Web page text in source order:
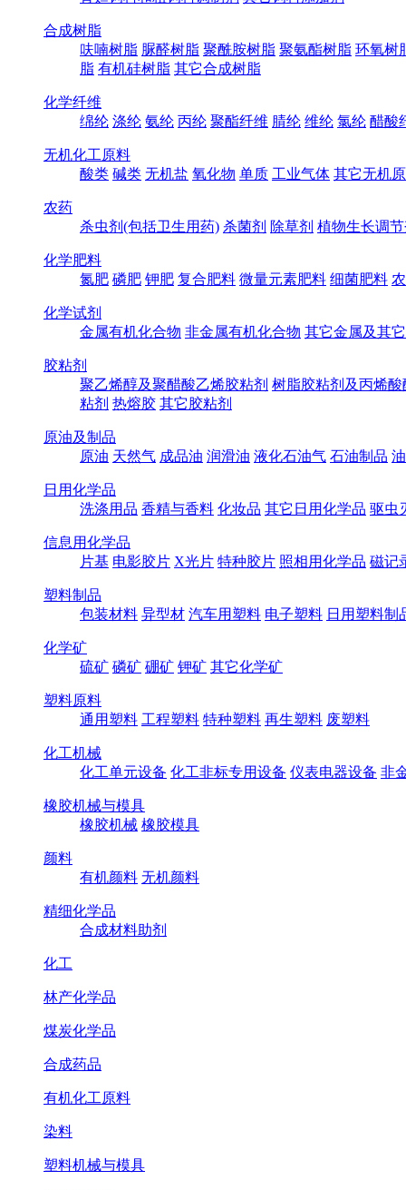
合成树脂
呋喃树脂 脲醛树脂 聚酰胺树脂 聚氨酯树脂 环氧树
脂 有机硅树脂 其它合成树脂
化学纤维
绵纶 涤纶 氨纶 丙纶 聚酯纤维 腈纶 维纶 氯纶 醋酸
无机化工原料
酸类 碱类 无机盐 氧化物 单质 工业气体 其它无机
农药
杀虫剂(包括卫生用药) 杀菌剂 除草剂 植物生长调
化学肥料
氮肥 磷肥 钾肥 复合肥料 微量元素肥料 细菌肥料
化学试剂
金属有机化合物 非金属有机化合物 其它金属及其
胶粘剂
聚乙烯醇及聚醋酸乙烯胶粘剂 树脂胶粘剂及丙烯酸
粘剂 热熔胶 其它胶粘剂
原油及制品
原油 天然气 成品油 润滑油 液化石油气 石油制品
日用化学品
洗涤用品 香精与香料 化妆品 其它日用化学品 驱虫
信息用化学品
片基 电影胶片 X光片 特种胶片 照相用化学品 磁记
塑料制品
包装材料 异型材 汽车用塑料 电子塑料 日用塑料制
化学矿
硫矿 磷矿 硼矿 钾矿 其它化学矿
塑料原料
通用塑料 工程塑料 特种塑料 再生塑料 废塑料
化工机械
化工单元设备 化工非标专用设备 仪表电器设备 非
橡胶机械与模具
橡胶机械 橡胶模具
颜料
有机颜料 无机颜料
精细化学品
合成材料助剂
化工
林产化学品
煤炭化学品
合成药品
有机化工原料
染料
塑料机械与模具